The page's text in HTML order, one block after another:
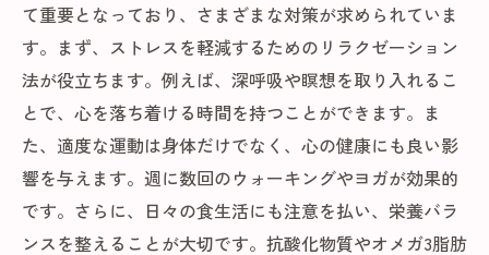
て重要となっており、さまざまな対策が求められていま
す。まず、ストレスを軽減するためのリラクゼーション
法が役立ちます。例えば、深呼吸や瞑想を取り入れるこ
とで、心を落ち着ける時間を持つことができます。ま
た、適度な運動は身体だけでなく、心の健康にも良い影
響を与えます。週に数回のウォーキングやヨガが効果的
です。さらに、日々の食生活にも注意を払い、栄養バラ
ンスを整えることが大切です。抗酸化物質やオメガ3脂肪